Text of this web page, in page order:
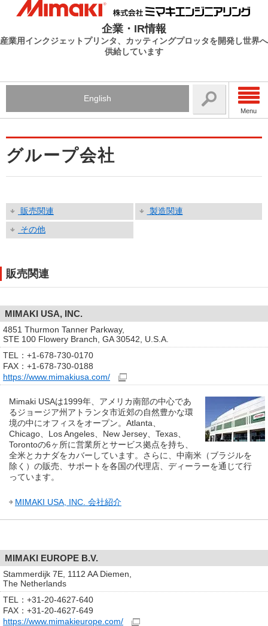
企業・IR情報
産業用インクジェットプリンタ、カッティングプロッタを開発し世界へ
供給しています
Menu
English
グループ会社
販売関連
製造関連
その他
販売関連
MIMAKI USA, INC.
4851 Thurmon Tanner Parkway,
STE 100 Flowery Branch, GA 30542, U.S.A.
TEL：+1-678-730-0170
FAX：+1-678-730-0188
https://www.mimakiusa.com/
Mimaki USAは1999年、アメリカ南部の中心であ
るジョージア州アトランタ市近郊の自然豊かな環
境の中にオフィスをオープン。Atlanta、
Chicago、Los Angeles、New Jersey、Texas、
Torontoの6ヶ所に営業所とサービス拠点を持ち、
全米とカナダをカバーしています。さらに、中南米（ブラジルを
除く）の販売、サポートを各国の代理店、ディーラーを通じて行
っています。
MIMAKI USA, INC. 会社紹介
MIMAKI EUROPE B.V.
Stammerdijk 7E, 1112 AA Diemen,
The Netherlands
TEL：+31-20-4627-640
FAX：+31-20-4627-649
https://www.mimakieurope.com/